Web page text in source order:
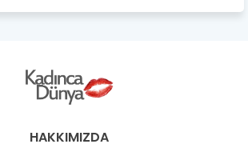
HAKKIMIZDA